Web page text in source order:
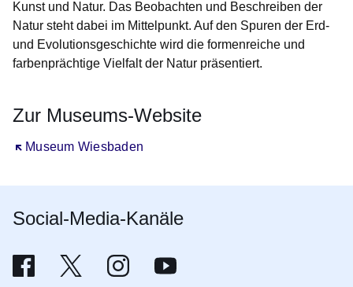
Kunst und Natur. Das Beobachten und Beschreiben der
Natur steht dabei im Mittelpunkt. Auf den Spuren der Erd-
und Evolutionsgeschichte wird die formenreiche und
farbenprächtige Vielfalt der Natur präsentiert.
Zur Museums-Website
Museum Wiesbaden
Öffnet sich in einem neuen Fenster
Social-Media-Kanäle
Das Museum Wiesbaden auf Facebook
Öffnet sich in einem neuen Fenster
Das Museum Wiesbaden auf Twitter
Öffnet sich in einem neuen Fenster
Das Museum Wiesbaden auf Instagram
Öffnet sich in einem neuen Fenster
Das Museum Wiesbaden auf
Öffnet sich in einem neuen Fenster